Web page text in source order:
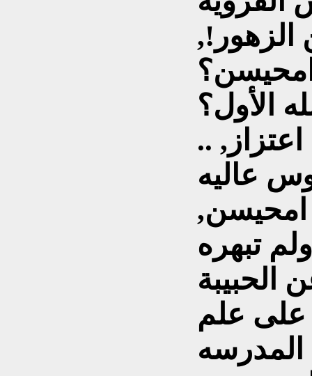
الزهور!,
الأول؟
..
امحيسن,
تبهره
الحبيبة
على علم
المدرسه